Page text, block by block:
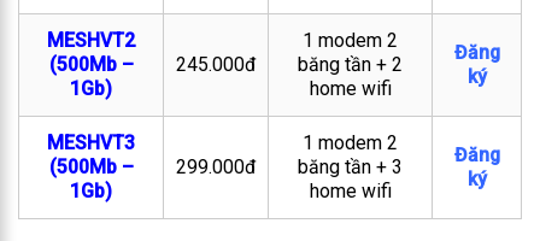
MESHVT2
(500Mb –
1Gb)
245.000đ
1 modem 2
băng tần + 2
home wifi
Đăng
ký
MESHVT3
(500Mb –
1Gb)
299.000đ
1 modem 2
băng tần + 3
home wifi
Đăng
ký